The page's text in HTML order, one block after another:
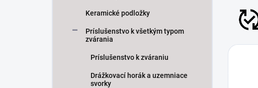
Keramické podložky
Príslušenstvo k všetkým typom
zvárania
Príslušenstvo k zváraniu
Drážkovací horák a uzemniace
svorky